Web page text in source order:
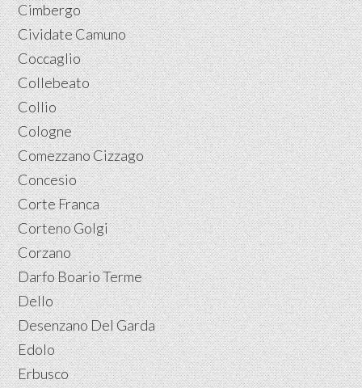
Cimbergo
Cividate Camuno
Coccaglio
Collebeato
Collio
Cologne
Comezzano Cizzago
Concesio
Corte Franca
Corteno Golgi
Corzano
Darfo Boario Terme
Dello
Desenzano Del Garda
Edolo
Erbusco